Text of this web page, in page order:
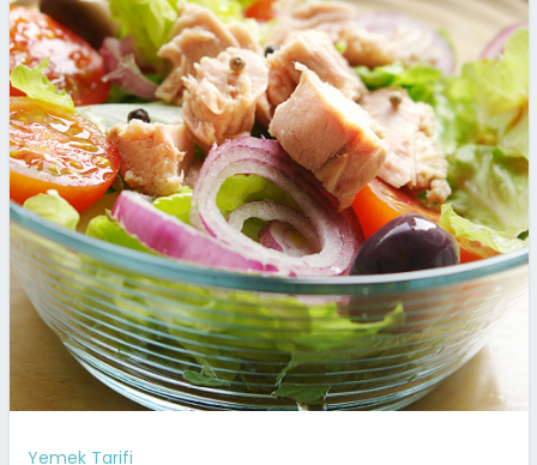
Yemek Tarifi